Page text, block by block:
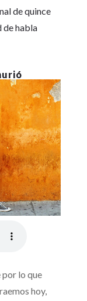
de quince
de habla
por lo que
hoy,